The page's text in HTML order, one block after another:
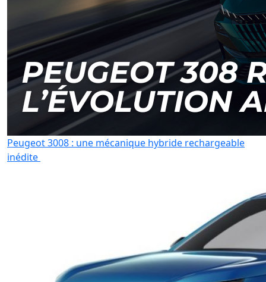
Peugeot 3008 : une mécanique hybride rechargeable
inédite